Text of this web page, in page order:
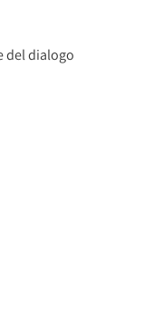
del dialogo